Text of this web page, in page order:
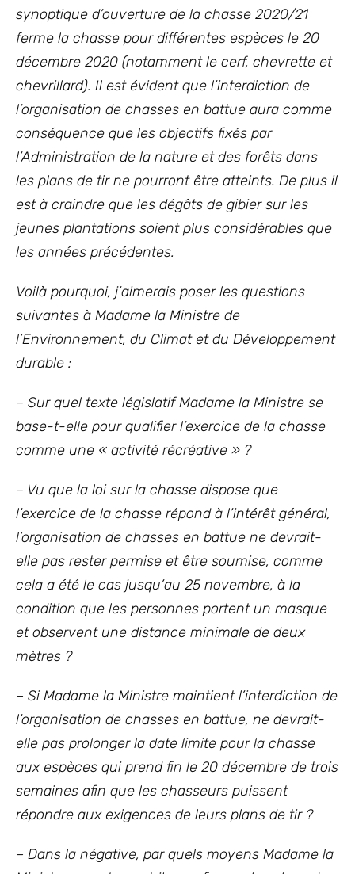
synoptique d’ouverture de la chasse 2020/21
ferme la chasse pour différentes espèces le 20
décembre 2020 (notamment le cerf, chevrette et
chevrillard). Il est évident que l’interdiction de
l’organisation de chasses en battue aura comme
conséquence que les objectifs fixés par
l’Administration de la nature et des forêts dans
les plans de tir ne pourront être atteints. De plus il
est à craindre que les dégâts de gibier sur les
jeunes plantations soient plus considérables que
les années précédentes.
Voilà pourquoi, j’aimerais poser les questions
suivantes à Madame la Ministre de
l’Environnement, du Climat et du Développement
durable :
– Sur quel texte législatif Madame la Ministre se
base-t-elle pour qualifier l’exercice de la chasse
comme une « activité récréative » ?
– Vu que la loi sur la chasse dispose que
l’exercice de la chasse répond à l’intérêt général,
l’organisation de chasses en battue ne devrait-
elle pas rester permise et être soumise, comme
cela a été le cas jusqu’au 25 novembre, à la
condition que les personnes portent un masque
et observent une distance minimale de deux
mètres ?
– Si Madame la Ministre maintient l’interdiction de
l’organisation de chasses en battue, ne devrait-
elle pas prolonger la date limite pour la chasse
aux espèces qui prend fin le 20 décembre de trois
semaines afin que les chasseurs puissent
répondre aux exigences de leurs plans de tir ?
– Dans la négative, par quels moyens Madame la